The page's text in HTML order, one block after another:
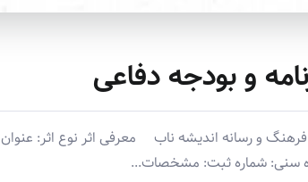
و بودجه دفاعی
و رسانه اندیشه ناب معرفی اثر نوع اثر: عنوان
سنی: شماره ثبت: مشخصات...